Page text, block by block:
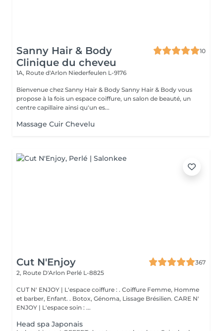
Sanny Hair & Body
Clinique du cheveu
10
1A, Route d'Arlon Niederfeulen L-9176
Bienvenue chez Sanny Hair & Body Sanny Hair & Body vous
propose à la fois un espace coiffure, un salon de beauté, un
centre capillaire ainsi qu'un es...
Massage Cuir Chevelu
Cut N'Enjoy
367
2, Route D'Arlon Perlé L-8825
CUT N' ENJOY | L'espace coiffure : . Coiffure Femme, Homme
et barber, Enfant. . Botox, Génoma, Lissage Brésilien. CARE N'
ENJOY | L'espace soin : ...
Head spa Japonais